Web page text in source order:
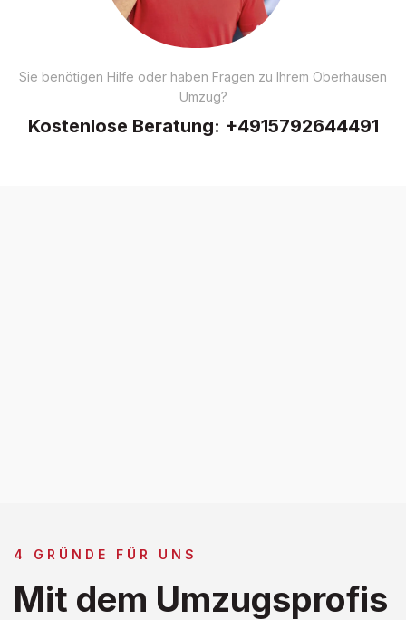
Sie benötigen Hilfe oder haben Fragen zu Ihrem Oberhausen
Umzug?
Kostenlose Beratung: +4915792644491
4 GRÜNDE FÜR UNS
Mit dem Umzugsprofis